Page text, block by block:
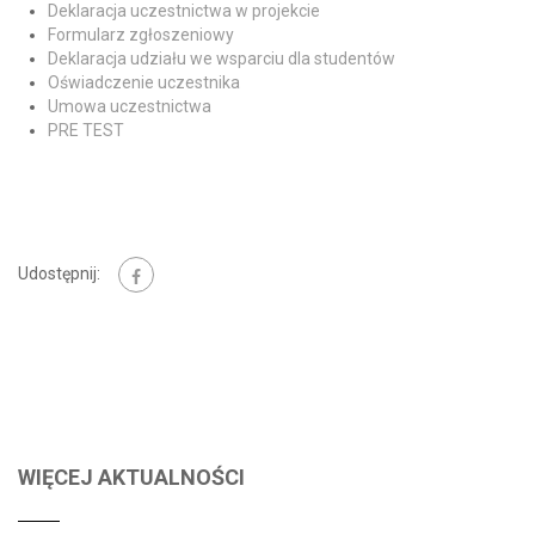
Deklaracja uczestnictwa w projekcie
Formularz zgłoszeniowy
Deklaracja udziału we wsparciu dla studentów
Oświadczenie uczestnika
Umowa uczestnictwa
PRE TEST
Udostępnij:
WIĘCEJ AKTUALNOŚCI